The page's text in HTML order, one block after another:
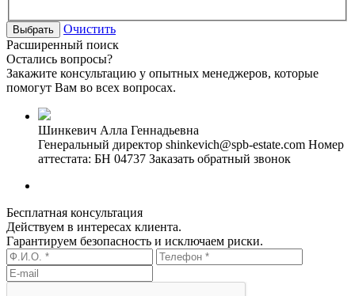
Очистить
Расширенный поиск
Остались вопросы?
Закажите консультацию у опытных менеджеров, которые
помогут Вам во всех вопросах.
Шинкевич Алла Геннадьевна
Генеральный директор shinkevich@spb-estate.com Номер
аттестата: БН 04737 Заказать обратный звонок
Бесплатная консультация
Действуем в интересах клиента.
Гарантируем безопасность и исключаем риски.